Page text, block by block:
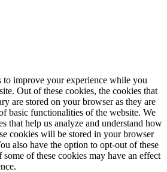
to improve your experience while you
Out of these cookies, the cookies that
are stored on your browser as they are
basic functionalities of the website. We
that help us analyze and understand how
cookies will be stored in your browser
also have the option to opt-out of these
of these cookies may have an effect